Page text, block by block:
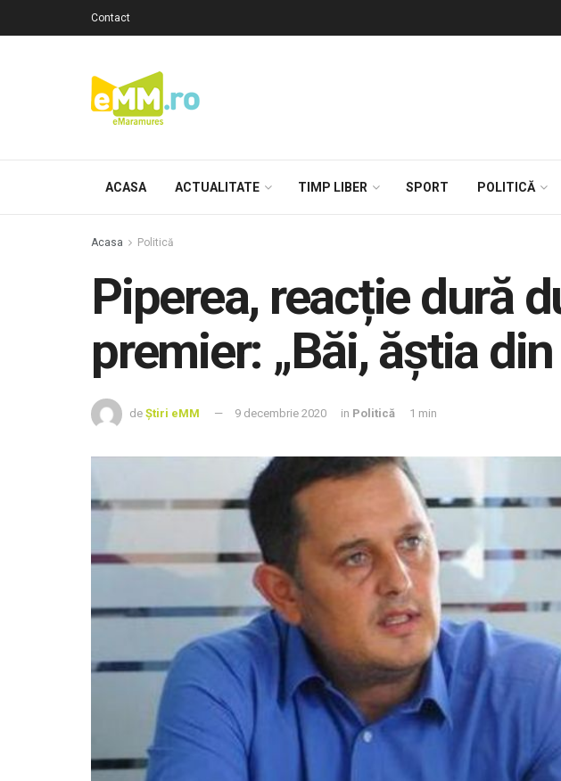
Contact
ACASA ACTUALITATE TIMP LIBER SPORT POLITICĂ
Acasa Politică
Piperea, reacție dură
premier: „Băi, ăștia
de Știri eMM 9 decembrie 2020 in Politică 1 min